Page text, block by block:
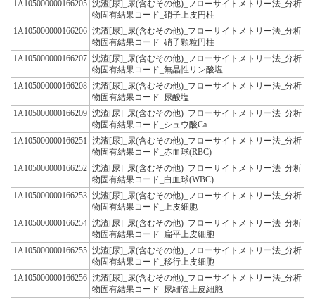
1A105000000166205 沈渣[尿]_尿(含むその他)_フローサイトメトリー法_分析
物固有結果コード_硝子上皮円柱
1A105000000166206 沈渣[尿]_尿(含むその他)_フローサイトメトリー法_分析
物固有結果コード_硝子顆粒円柱
1A105000000166207 沈渣[尿]_尿(含むその他)_フローサイトメトリー法_分析
物固有結果コード_無晶性リン酸塩
1A105000000166208 沈渣[尿]_尿(含むその他)_フローサイトメトリー法_分析
物固有結果コード_尿酸塩
1A105000000166209 沈渣[尿]_尿(含むその他)_フローサイトメトリー法_分析
物固有結果コード_シュウ酸Ca
1A105000000166251
沈渣[尿]_尿(含むその他)_フローサイトメトリー法_分析
物固有結果コード_赤血球(RBC)
1A105000000166252 沈渣[尿]_尿(含むその他)_フローサイトメトリー法_分析
物固有結果コード_白血球(WBC)
1A105000000166253 沈渣[尿]_尿(含むその他)_フローサイトメトリー法_分析
物固有結果コード_上皮細胞
1A105000000166254 沈渣[尿]_尿(含むその他)_フローサイトメトリー法_分析
物固有結果コード_扁平上皮細胞
1A105000000166255 沈渣[尿]_尿(含むその他)_フローサイトメトリー法_分析
物固有結果コード_移行上皮細胞
1A105000000166256 沈渣[尿]_尿(含むその他)_フローサイトメトリー法_分析
物固有結果コード_尿細管上皮細胞